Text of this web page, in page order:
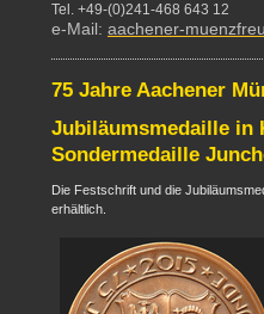
Tel. +49-(0)241-468 643 12
e-Mail: aachener-
75 Jahre Aachener
Jubiläumsmedaille in
Sondermedaille
Die Festschrift und die
erhältlich.